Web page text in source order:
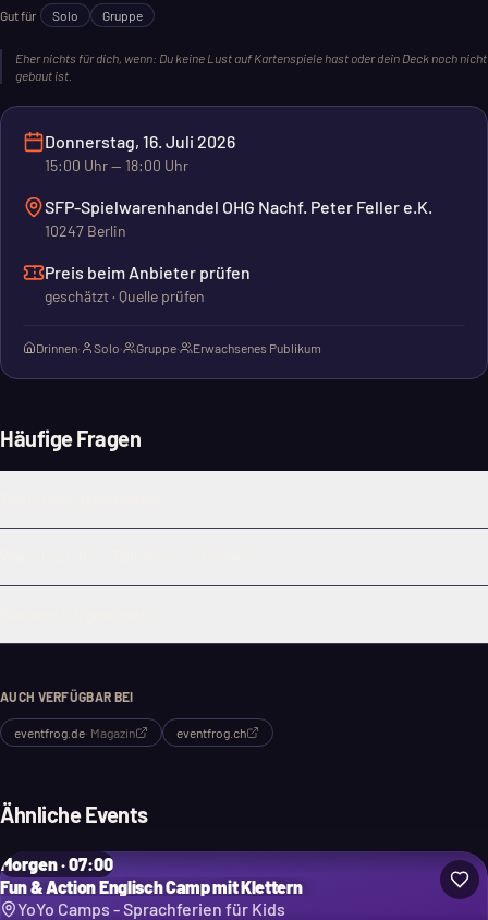
Gut für Solo Gruppe
Eher nichts für dich, wenn: Du keine Lust auf Kartenspiele hast oder dein Deck noch nicht
gebaut ist.
Donnerstag, 16. Juli 2026
15:00 Uhr— 18:00 Uhr
SFP-Spielwarenhandel OHG Nachf. Peter Feller e.K.
10247 Berlin
Preis beim Anbieter prüfen
geschätzt · Quelle prüfen
Drinnen· Solo· Gruppe· Erwachsenes Publikum
Häufige Fragen
AUCH VERFÜGBAR BEI
eventfrog.de· Magazin eventfrog.ch
Ähnliche Events
Morgen · 07:00
Fun & Action Englisch Camp mit Klettern
YoYo Camps - Sprachferien für Kids